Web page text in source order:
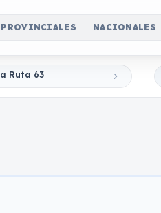
PROVINCIALES NACIONALES
Ruta 63